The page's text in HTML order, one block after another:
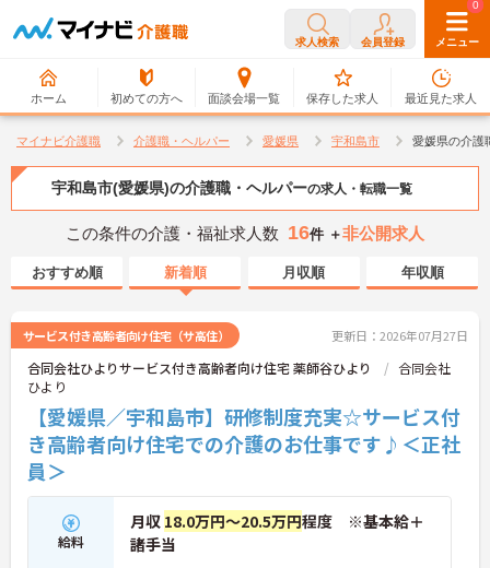
求人検索 会員登録 メニュー
ホーム 初めての方へ 面談会場一覧
0
保存した求人
0
最近見た求人
マイナビ介護職 介護職・ヘルパー 愛媛県 宇和島市 愛媛県の介護
宇和島市(愛媛県)の介護職・ヘルパーの求人・転職一覧
この条件の介護・福祉求人数 16件 ＋非公開求人
おすすめ順 新着順 月収順 年収順
サービス付き高齢者向け住宅（サ高住） 更新日：2026年07月27日
合同会社ひよりサービス付き高齢者向け住宅 薬師谷ひより
合同会社
ひより
【愛媛県／宇和島市】研修制度充実☆サービス付
き高齢者向け住宅での介護のお仕事です♪＜正社
員＞
給料
月収 18.0万円～20.5万円程度 ※基本給＋
諸手当